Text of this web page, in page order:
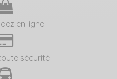
en ligne
sécurité